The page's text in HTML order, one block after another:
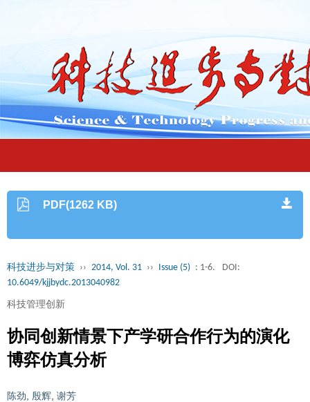
PDF(1262 KB)
科技进步与对策 ›› 2014, Vol. 31 ›› Issue (5) : 1-6.
DOI:
10.6049/kjjbydc.2013040982
科技管理创新
协同创新情景下产学研合作行为的演化
博弈仿真分析
陈劲 殷辉 谢芳